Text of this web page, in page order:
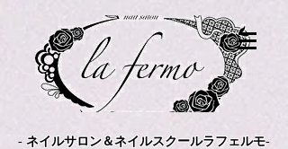
- ネイルサロン＆ネイルスクールラフェルモ-